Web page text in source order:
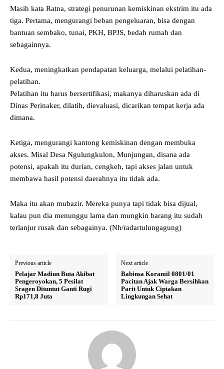
Masih kata Ratna, strategi penurunan kemiskinan ekstrim itu ada
tiga. Pertama, mengurangi beban pengeluaran, bisa dengan
bantuan sembako, tunai, PKH, BPJS, bedah rumah dan
sebagainnya.
Kedua, meningkatkan pendapatan keluarga, melalui pelatihan-
pelatihan.
Pelatihan itu harus bersertifikasi, makanya diharuskan ada di
Dinas Perinaker, dilatih, dievaluasi, dicarikan tempat kerja ada
dimana.
Ketiga, mengurangi kantong kemiskinan dengan membuka
akses. Misal Desa Ngulungkulon, Munjungan, disana ada
potensi, apakah itu durian, cengkeh, tapi akses jalan untuk
membawa hasil potensi daerahnya itu tidak ada.
Maka itu akan mubazir. Mereka punya tapi tidak bisa dijual,
kalau pun dia menunggu lama dan mungkin barang itu sudah
terlanjur rusak dan sebagainya. (Nh/radartulungagung)
Previous article
Pelajar Madiun Buta Akibat
Pengeroyokan, 5 Pesilat
Sragen Dituntut Ganti Rugi
Rp171,8 Juta
Next article
Babinsa Koramil 0801/01
Pacitan Ajak Warga Bersihkan
Parit Untuk Ciptakan
Lingkungan Sehat